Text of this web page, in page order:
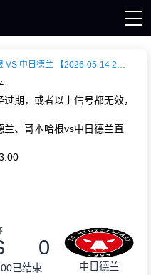
哥本哈根 VS 中日德兰 【2026-05-14 23:00:00】
期，或者以上信号都无效，
兰、哥本哈根vs中日德兰直
0
已结束 中日德兰